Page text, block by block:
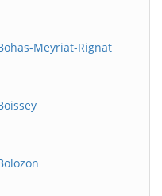
Meyriat-Rignat